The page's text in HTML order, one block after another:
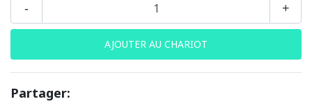
+
-
Partager: